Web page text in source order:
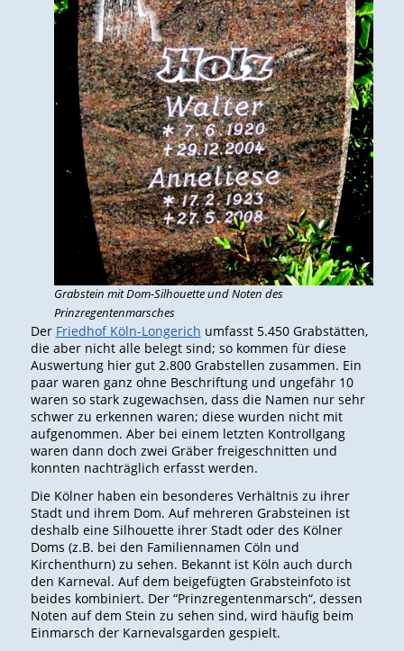
Grabstein mit Dom-Silhouette und Noten des
Prinzregentenmarsches
Der Friedhof Köln-Longerich umfasst 5.450 Grabstätten,
die aber nicht alle belegt sind; so kommen für diese
Auswertung hier gut 2.800 Grabstellen zusammen. Ein
paar waren ganz ohne Beschriftung und ungefähr 10
waren so stark zugewachsen, dass die Namen nur sehr
schwer zu erkennen waren; diese wurden nicht mit
aufgenommen. Aber bei einem letzten Kontrollgang
waren dann doch zwei Gräber freigeschnitten und
konnten nachträglich erfasst werden.
Die Kölner haben ein besonderes Verhältnis zu ihrer
Stadt und ihrem Dom. Auf mehreren Grabsteinen ist
deshalb eine Silhouette ihrer Stadt oder des Kölner
Doms (z.B. bei den Familiennamen Cöln und
Kirchenthurn) zu sehen. Bekannt ist Köln auch durch
den Karneval. Auf dem beigefügten Grabsteinfoto ist
beides kombiniert. Der “Prinzregentenmarsch“, dessen
Noten auf dem Stein zu sehen sind, wird häufig beim
Einmarsch der Karnevalsgarden gespielt.